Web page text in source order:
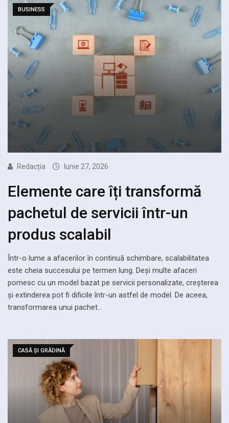
BUSINESS
Redacția Iunie 27, 2026
Elemente care îți transformă
pachetul de servicii într-un
produs scalabil
Într-o lume a afacerilor în continuă schimbare, scalabilitatea
este cheia succesului pe termen lung. Deși multe afaceri
pornesc cu un model bazat pe servicii personalizate, creșterea
și extinderea pot fi dificile într-un astfel de model. De aceea,
transformarea unui pachet…
CASĂ ȘI GRĂDINĂ